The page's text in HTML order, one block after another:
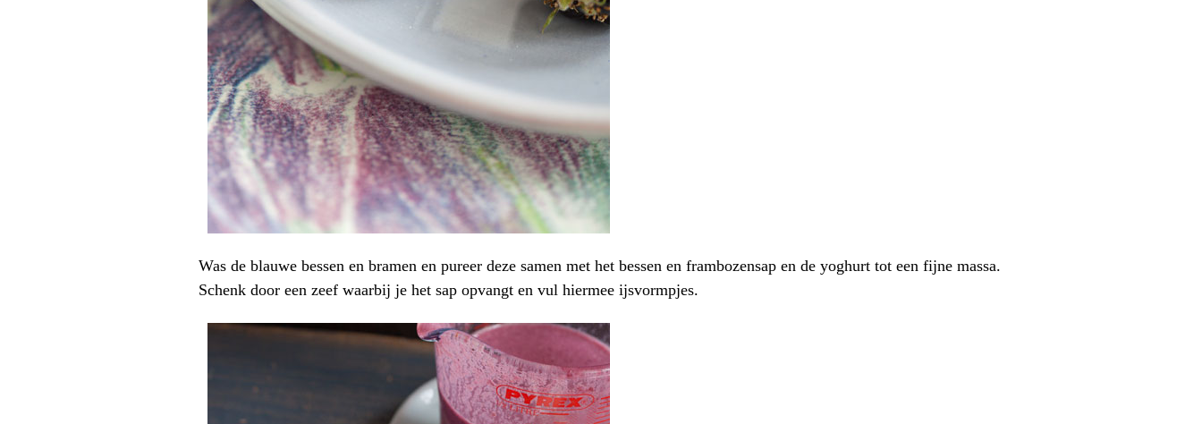
Was de blauwe bessen en bramen en pureer deze samen met het bessen en frambozensap en de yoghurt tot een fijne massa.
Schenk door een zeef waarbij je het sap opvangt en vul hiermee ijsvormpjes.